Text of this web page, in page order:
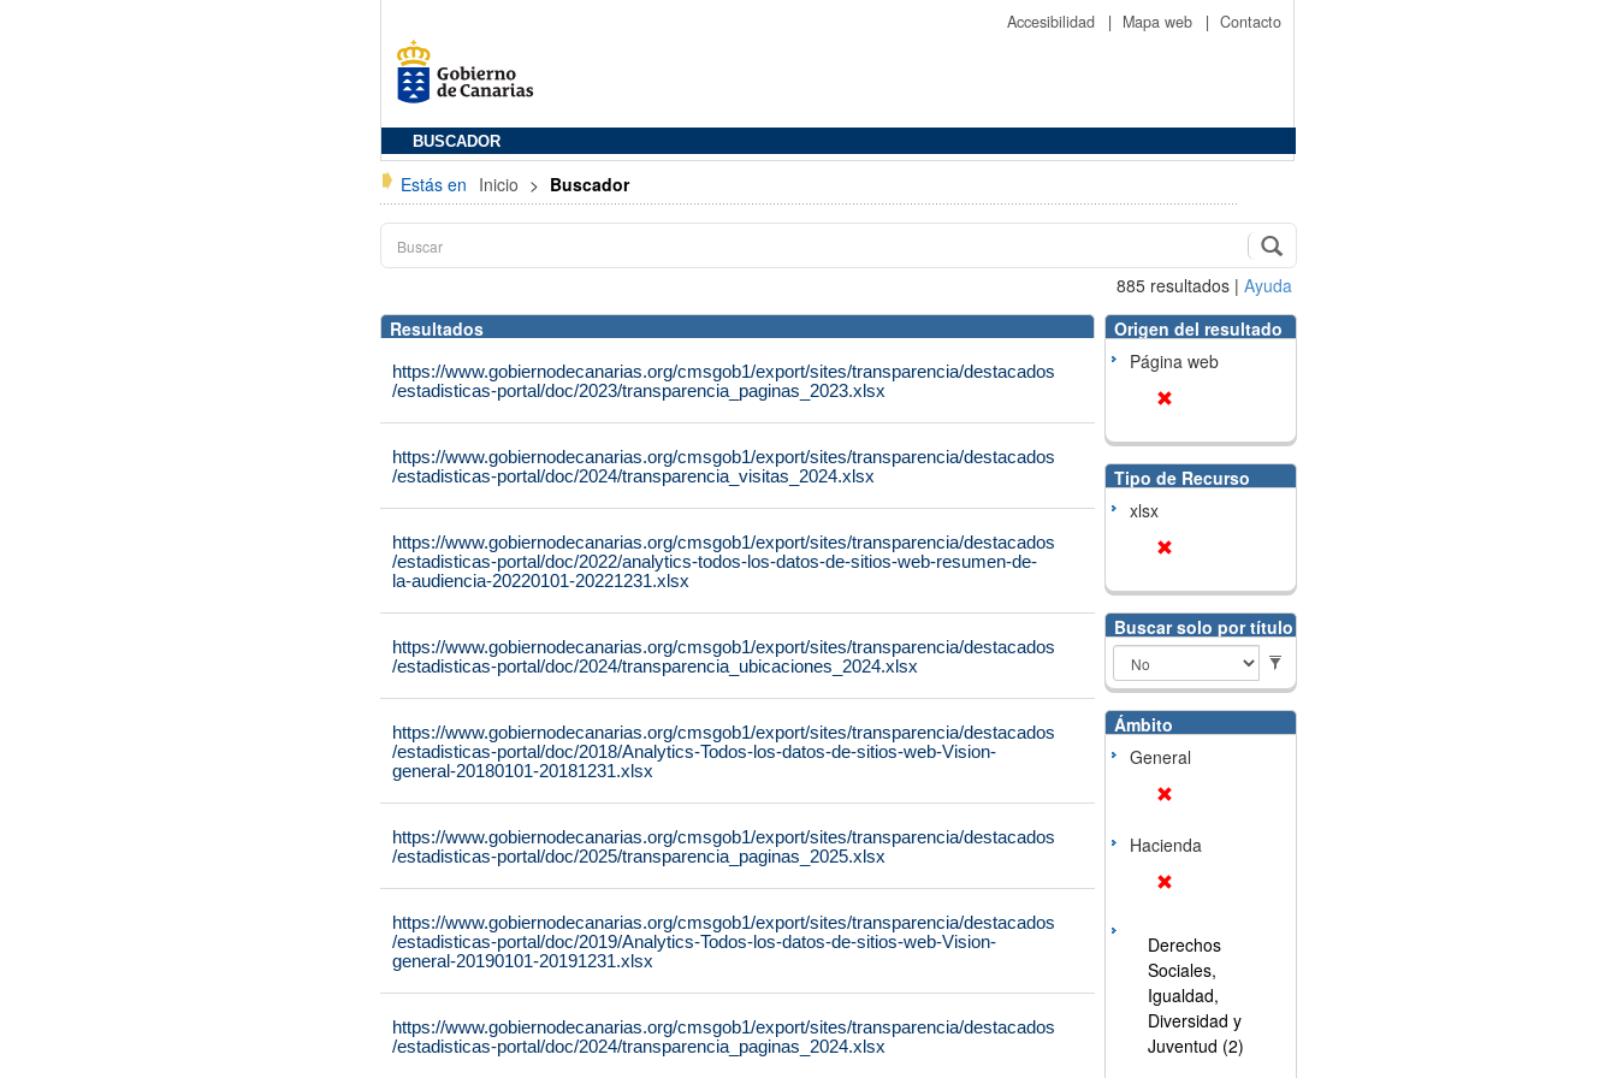
Accesibilidad | Mapa web | Contacto
BUSCADOR
Estás en Inicio > Buscador
885 resultados | Ayuda
Resultados
https://www.gobiernodecanarias.org/cmsgob1/export/sites/transparencia/destacados
/estadisticas-portal/doc/2023/transparencia_paginas_2023.xlsx
https://www.gobiernodecanarias.org/cmsgob1/export/sites/transparencia/destacados
/estadisticas-portal/doc/2024/transparencia_visitas_2024.xlsx
https://www.gobiernodecanarias.org/cmsgob1/export/sites/transparencia/destacados
/estadisticas-portal/doc/2022/analytics-todos-los-datos-de-sitios-web-resumen-de-
la-audiencia-20220101-20221231.xlsx
https://www.gobiernodecanarias.org/cmsgob1/export/sites/transparencia/destacados
/estadisticas-portal/doc/2024/transparencia_ubicaciones_2024.xlsx
https://www.gobiernodecanarias.org/cmsgob1/export/sites/transparencia/destacados
/estadisticas-portal/doc/2018/Analytics-Todos-los-datos-de-sitios-web-Vision-
general-20180101-20181231.xlsx
https://www.gobiernodecanarias.org/cmsgob1/export/sites/transparencia/destacados
/estadisticas-portal/doc/2025/transparencia_paginas_2025.xlsx
https://www.gobiernodecanarias.org/cmsgob1/export/sites/transparencia/destacados
/estadisticas-portal/doc/2019/Analytics-Todos-los-datos-de-sitios-web-Vision-
general-20190101-20191231.xlsx
https://www.gobiernodecanarias.org/cmsgob1/export/sites/transparencia/destacados
/estadisticas-portal/doc/2024/transparencia_paginas_2024.xlsx
Origen del resultado
Página web
Tipo de Recurso
xlsx
Buscar solo por título
Ámbito
General
Hacienda
Derechos
Sociales,
Igualdad,
Diversidad y
Juventud (2)